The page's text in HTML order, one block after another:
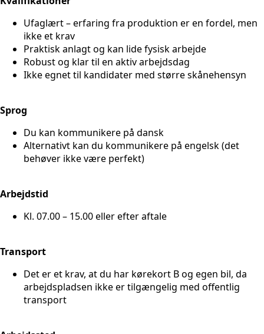
Ufaglært – erfaring fra produktion er en fordel, men
ikke et krav
Praktisk anlagt og kan lide fysisk arbejde
Robust og klar til en aktiv arbejdsdag
Ikke egnet til kandidater med større skånehensyn
Sprog
Du kan kommunikere på dansk
Alternativt kan du kommunikere på engelsk (det
behøver ikke være perfekt)
Arbejdstid
Kl. 07.00 – 15.00 eller efter aftale
Transport
Det er et krav, at du har kørekort B og egen bil, da
arbejdspladsen ikke er tilgængelig med offentlig
transport